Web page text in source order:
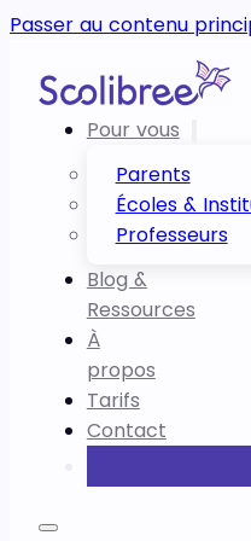
Passer au contenu
Pour vous
Parents
Écoles &
Professeurs
Blog &
Ressources
À
propos
Tarifs
Contact